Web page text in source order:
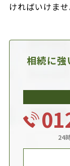
ければいけませ
相続に強
24